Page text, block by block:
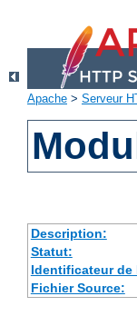
Apache > Serveur
Description:
Statut:
Identificateur de
Fichier Source: